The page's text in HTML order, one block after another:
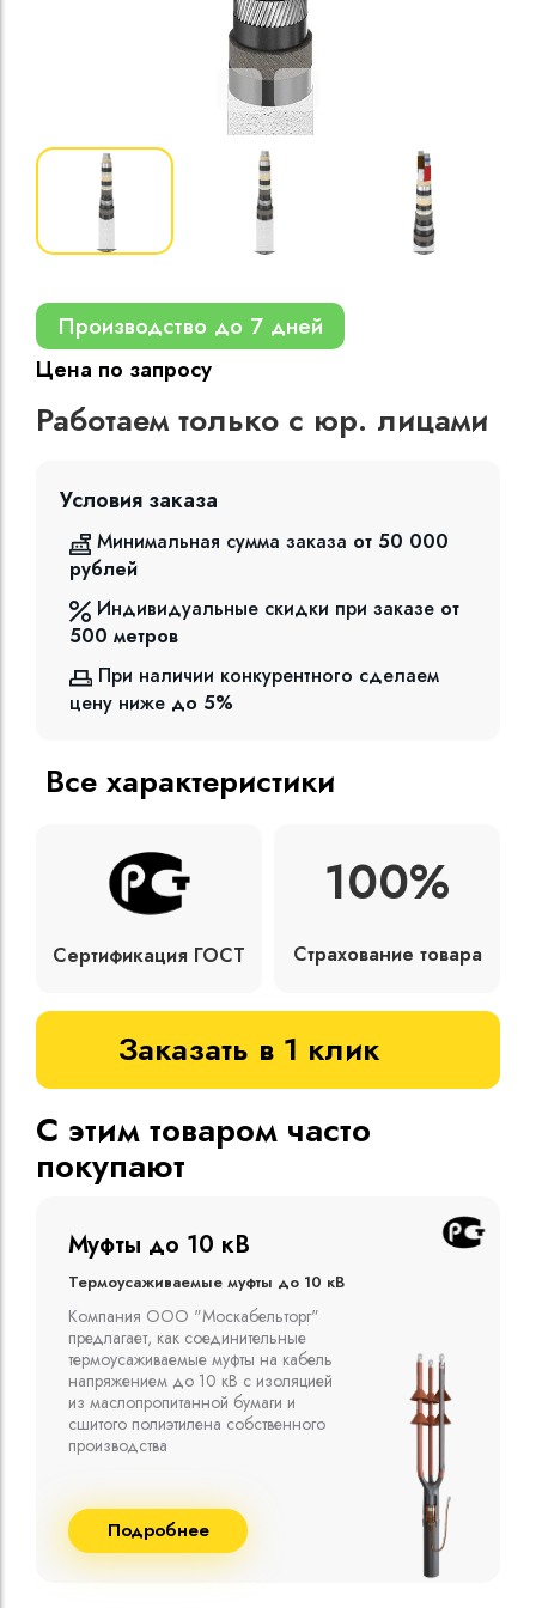
Кабели
изоляцией
Производство до 7 дней
Цена по запросу
Работаем только с юр. лицами
Условия заказа
Минимальная сумма заказа от 50 000
рублей
Индивидуальные скидки при заказе от
500 метров
При наличии конкурентного сделаем
цену ниже до 5%
Все характеристики
Сертификация ГОСТ
100%
Страхование товара
Заказать в 1 клик
С этим товаром часто
покупают
Муфты до 10 кВ
Термоусаживаемые муфты до 10 кВ
Компания ООО "Москабельторг"
предлагает, как соединительные
термоусаживаемые муфты на кабель
напряжением до 10 кВ с изоляцией
из маслопропитанной бумаги и
сшитого полиэтилена собственного
производства
Подробнее